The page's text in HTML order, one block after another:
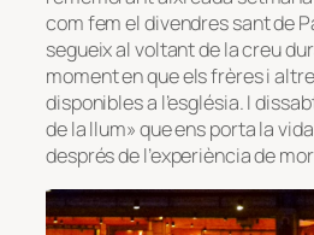
com fem el divendres sant de
segueix al voltant de la creu
moment en que els frères i
disponibles a l’església. I
de la llum» que ens porta la
després de l’experiència de